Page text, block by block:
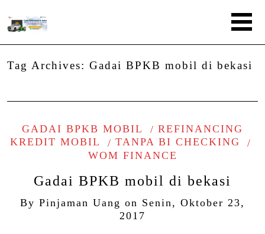
Tag Archives: Gadai BPKB mobil di bekasi
GADAI BPKB MOBIL
REFINANCING
KREDIT MOBIL
TANPA BI CHECKING
WOM FINANCE
Gadai BPKB mobil di bekasi
By Pinjaman Uang on Senin, Oktober 23,
2017